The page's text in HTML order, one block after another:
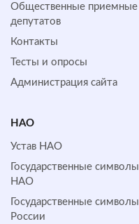
Общественные приемные
депутатов
Контакты
Тесты и опросы
Администрация сайта
НАО
Устав НАО
Государственные символы
НАО
Государственные символы
России